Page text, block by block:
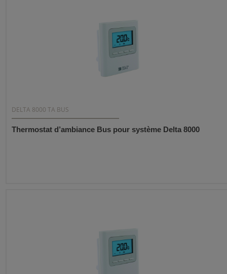
DELTA 8000 TA BUS
Thermostat d’ambiance Bus pour système Delta 8000